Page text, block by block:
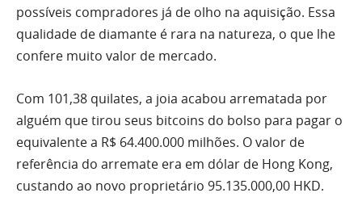
possíveis compradores já de olho na aquisição. Essa
qualidade de diamante é rara na natureza, o que lhe
confere muito valor de mercado.
Com 101,38 quilates, a joia acabou arrematada por
alguém que tirou seus bitcoins do bolso para pagar o
equivalente a R$ 64.400.000 milhões. O valor de
referência do arremate era em dólar de Hong Kong,
custando ao novo proprietário 95.135.000,00 HKD.